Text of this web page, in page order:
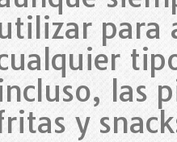
para
las
y